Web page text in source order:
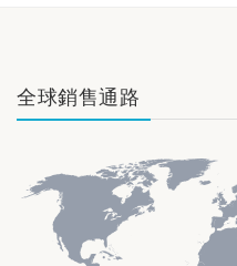
全球銷售通路